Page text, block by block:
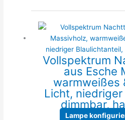
Vollspektrum
aus Esche
warmweißes
Licht,
dimmbar,
Lampe